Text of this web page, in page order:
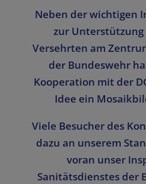
Neben der wichtigen
zur
Versehrten am
der Bundeswehr
Kooperation mit der
Idee ein
Viele Besucher des
dazu an unserem
voran unser
Sanitätsdienstes der